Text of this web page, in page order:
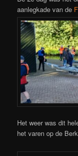
aanlegkade van de
Het weer was dit
het varen op de